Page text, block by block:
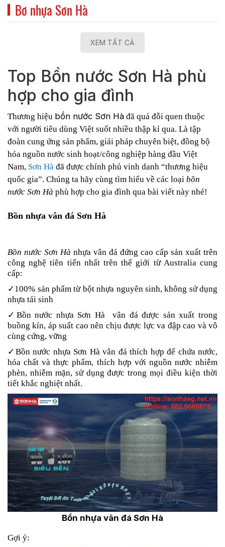
Bơ nhựa Sơn Hà
XEM TẤT CẢ
Top Bồn nước Sơn Hà phù
hợp cho gia đình
Thương hiệu bồn nước Sơn Hà đã quá đỗi quen thuộc
với người tiêu dùng Việt suốt nhiều thập kỉ qua. Là tập
đoàn cung ứng sản phẩm, giải pháp chuyên biệt, đồng bộ
hóa nguồn nước sinh hoạt/công nghiệp hàng đầu Việt
Nam, Sơn Hà đã được chính phủ vinh danh “thương hiệu
quốc gia”. Chúng ta hãy cùng tìm hiểu về các loại bồn
nước Sơn Hà phù hợp cho gia đình qua bài viết này nhé!
Bồn nhựa vân đá Sơn Hà
Bồn nước Sơn Hà nhựa vân đá đứng cao cấp sản xuất trên
công nghệ tiên tiến nhất trên thế giới từ Australia cung
cấp:
✓100% sản phẩm từ bột nhựa nguyên sinh, không sử dụng
nhựa tái sinh
✓Bồn nước nhựa Sơn Hà vân đá được sản xuất trong
buồng kín, áp suất cao nên chịu được lực va đập cao và vô
cùng cứng, vững
✓Bồn nước nhựa Sơn Hà vân đá thích hợp để chứa nước,
hóa chất và thực phẩm, thích hợp với nguồn nước nhiễm
phèn, nhiễm mặn, sử dụng được trong mọi điều kiện thời
tiết khắc nghiệt nhất.
Bồn nhựa vân đá Sơn Hà
Gợi ý: